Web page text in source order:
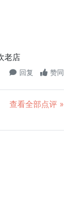
老店
回复 赞同
查看全部点评 »